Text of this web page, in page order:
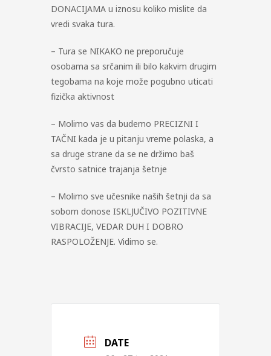
DONACIJAMA u iznosu koliko mislite da
vredi svaka tura.
– Tura se NIKAKO ne preporučuje
osobama sa srčanim ili bilo kakvim drugim
tegobama na koje može pogubno uticati
fizička aktivnost
– Molimo vas da budemo PRECIZNI I
TAČNI kada je u pitanju vreme polaska, a
sa druge strane da se ne držimo baš
čvrsto satnice trajanja šetnje
– Molimo sve učesnike naših šetnji da sa
sobom donose ISKLJUČIVO POZITIVNE
VIBRACIJE, VEDAR DUH I DOBRO
RASPOLOŽENJE. Vidimo se.
DATE